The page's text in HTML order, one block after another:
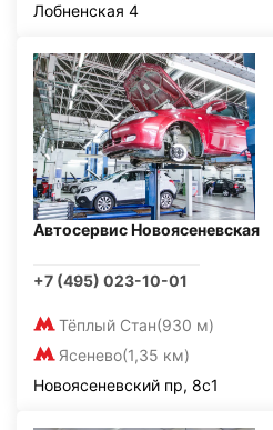
Лобненская 4
Автосервис Новоясеневская
+7 (495) 023-10-01
Тёплый Стан(930 м)
Ясенево(1,35 км)
Новоясеневский пр, 8с1